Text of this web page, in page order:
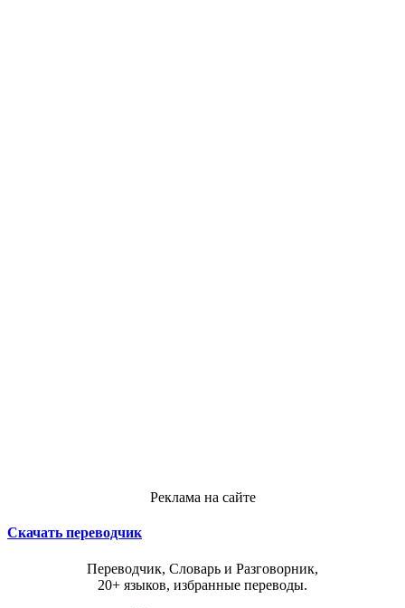
Реклама на сайте
Скачать переводчик
Переводчик, Словарь и Разговорник,
20+ языков, избранные переводы.